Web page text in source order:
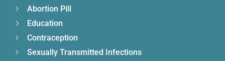
Abortion Pill
Education
Contraception
Sexually Transmitted Infections